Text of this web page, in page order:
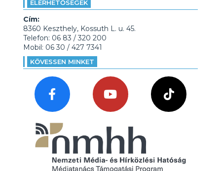
ELÉRHETŐSÉGEK
Cím:
8360 Keszthely, Kossuth L. u. 45.
Telefon: 06 83 / 320 200
Mobil: 06 30 / 427 7341
KÖVESSEN MINKET